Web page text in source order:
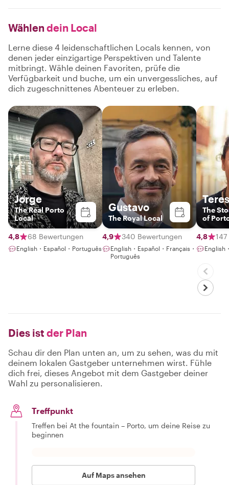
Wählen dein Local
Lerne diese 4 leidenschaftlichen Locals kennen, von
denen jeder einzigartige Perspektiven und Talente
mitbringt. Wähle deinen Favoriten, prüfe die
Verfügbarkeit und buche, um ein unvergessliches, auf
dich zugeschnittenes Abenteuer zu erleben.
Jorge
The Real Porto
Local
4,8 68 Bewertungen
English・Español・Português
Gustavo
The Royal Local
4,9 340 Bewertungen
English・Español・Français・
Português
The
of
4,8
English
Dies ist der Plan
Schau dir den Plan unten an, um zu sehen, was du mit
deinem lokalen Gastgeber unternehmen wirst. Fühle
dich frei, dieses Angebot mit dem Gastgeber deiner
Wahl zu personalisieren.
Treffpunkt
Treffen bei At the fountain – Porto, um deine Reise zu
beginnen
Auf Maps ansehen